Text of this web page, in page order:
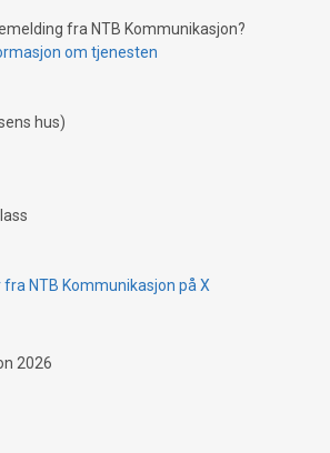
fra NTB Kommunikasjon?
om tjenesten
hus)
NTB Kommunikasjon på X
2026